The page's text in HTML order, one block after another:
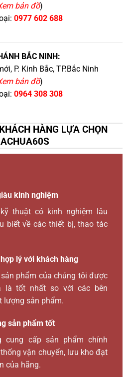
bản đồ)
0977 602 688
BẮC NINH:
P. Kinh Bắc, TP.Bắc Ninh
bản đồ)
0964 308 308
HÀNG LỰA CHỌN
kinh nghiệm
thuật có kinh nghiệm lâu
biết về các thiết bị, thao tác
lý với khách hàng
phẩm của chúng tôi được
là tốt nhất so với các bên
lượng sản phẩm.
sản phẩm tốt
cung cấp sản phẩm chính
vận chuyển, lưu kho đạt
của hãng.